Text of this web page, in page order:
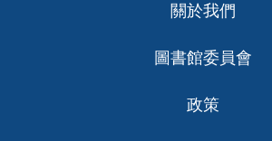
關於我們
圖書館委員會
政策